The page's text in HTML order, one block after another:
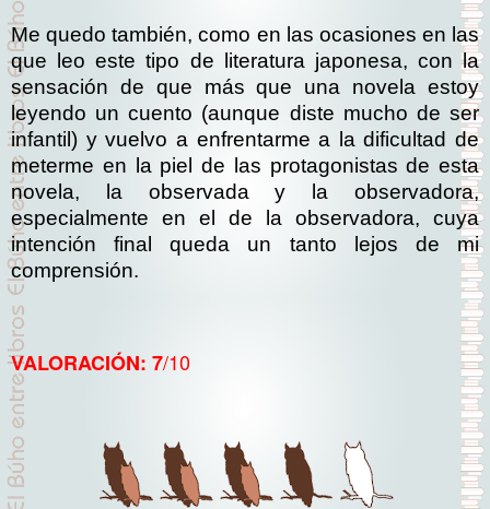
Me quedo también, como en las ocasiones en las
que leo este tipo de literatura japonesa, con la
sensación de que más que una novela estoy
leyendo un cuento (aunque diste mucho de ser
infantil) y vuelvo a enfrentarme a la dificultad de
meterme en la piel de las protagonistas de esta
novela, la observada y la observadora,
especialmente en el de la observadora, cuya
intención final queda un tanto lejos de mi
comprensión.
VALORACIÓN: 7/10